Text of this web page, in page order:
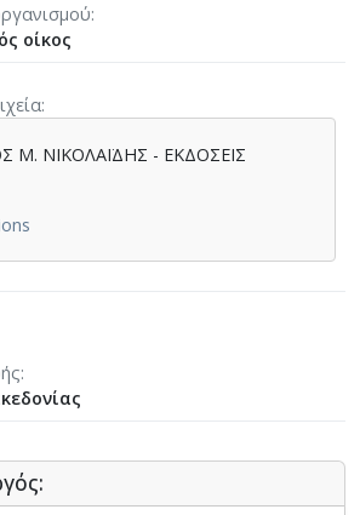
οίκος
M. ΝΙΚΟΛΑΪΔΗΣ - ΕΚΔΟΣΕΙΣ